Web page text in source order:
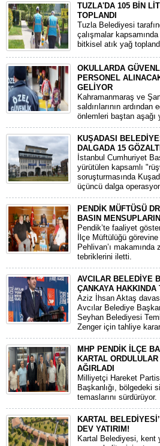
TUZLA'DA 105 BİN
TOPLANDI
Tuzla Belediyesi
çalışmalar
bitkisel atık yağ
OKULLARDA
PERSONEL
GELİYOR
​Kahramanmaraş ve
saldırılarının
önlemleri baştan aşağı
KUŞADASI
DALGADA 15 GÖZALTI
​İstanbul Cumhuriyet
yürütülen kapsamlı
soruşturmasında
üçüncü dalga
PENDİK MÜFTÜSÜ
BASIN
​Pendik’te faaliyet
İlçe Müftülüğü
Pehlivan’ı
tebriklerini iletti.
AVCILAR BELEDİYE
ÇANKAYA HAKKINDA
​Aziz İhsan Aktaş
Avcılar Belediye
Seyhan Belediyesi
Zenger için tahliye
MHP PENDİK İLÇE
KARTAL
AĞIRLADI
​Milliyetçi Hareket
Başkanlığı, bölgedeki
temaslarını sürdürüyor.
KARTAL
DEV YATIRIM!
Kartal Belediyesi, kent